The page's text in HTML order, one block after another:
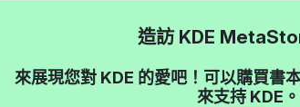
造訪 KDE
來展現您對 KDE 的愛吧！可以購買書
來支持 KDE。